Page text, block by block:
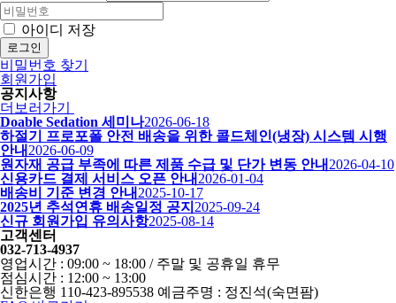
아이디 저장
로그인
비밀번호 찾기
회원가입
공지사항
더보러가기
Doable Sedation 세미나2026-06-18
하절기 프로포폴 안전 배송을 위한 콜드체인(냉장) 시스템 시행
안내 2026-06-09
원자재 공급 부족에 따른 제품 수급 및 단가 변동 안내 2026-04-10
신용카드 결제 서비스 오픈 안내 2026-01-04
배송비 기준 변경 안내 2025-10-17
2025년 추석연휴 배송일정 공지 2025-09-24
신규 회원가입 유의사항2025-08-14
고객센터
032-713-4937
영업시간 : 09:00 ~ 18:00 / 주말 및 공휴일 휴무
점심시간 : 12:00 ~ 13:00
신한은행 110-423-895538 예금주명 : 정진석(숙면팜)